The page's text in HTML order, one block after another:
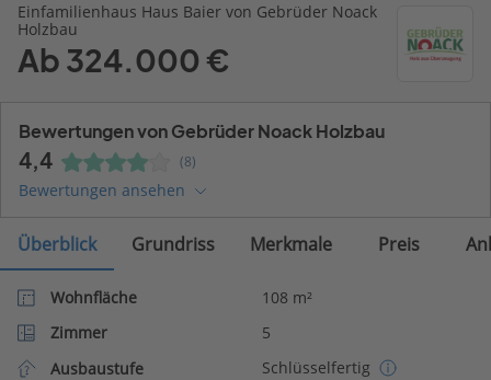
Einfamilienhaus Haus Baier von Gebrüder Noack
Holzbau
Ab 324.000 €
Bewertungen von Gebrüder Noack Holzbau
4,4 (8)
Bewertungen ansehen
Überblick Grundriss Merkmale Preis
Wohnfläche
108 m²
Zimmer
5
Ausbaustufe
Schlüsselfertig